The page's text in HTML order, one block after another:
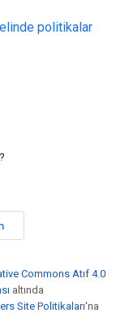
politikalar
Commons Atıf 4.0
altında
Site Politikaları'na